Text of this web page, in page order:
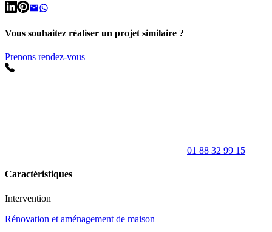
Vous souhaitez réaliser un projet similaire ?
Prenons rendez-vous
01 88 32 99 15
Caractéristiques
Intervention
Rénovation et aménagement de maison